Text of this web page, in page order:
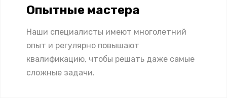
Опытные мастера
Наши специалисты имеют многолетний
опыт и регулярно повышают
квалификацию, чтобы решать даже самые
сложные задачи.